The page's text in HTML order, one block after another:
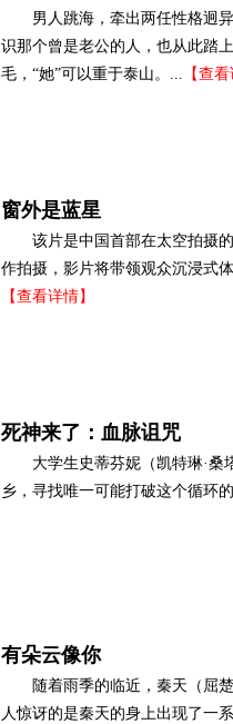
男人跳海，牵出两任性格迥
识那个曾是老公的人，也从此踏
毛，“她”可以重于泰山。... 【查看
窗外是蓝星
该片是中国首部在太空拍摄
作拍摄，影片将带领观众沉浸式
【查看详情】
死神来了：血脉诅咒
大学生史蒂芬妮（凯特琳·桑
乡，寻找唯一可能打破这个循环
有朵云像你
随着雨季的临近，秦天（屈
人惊讶的是秦天的身上出现了一